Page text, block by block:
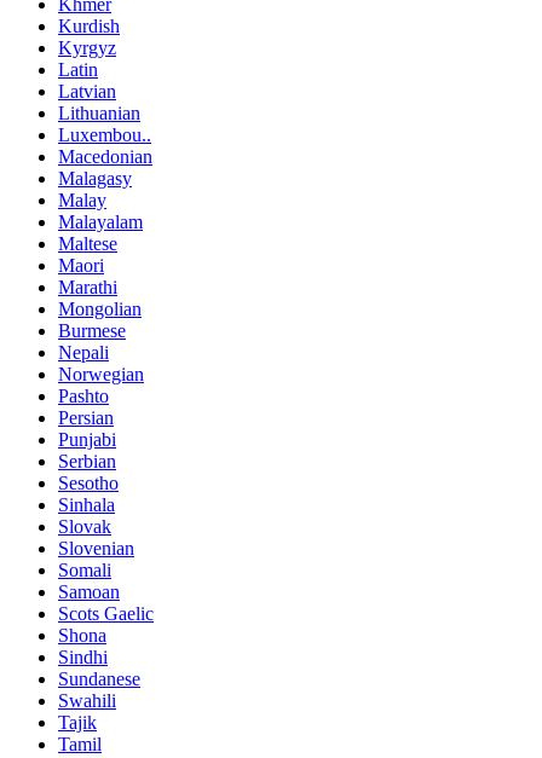
Khmer
Kurdish
Kyrgyz
Latin
Latvian
Lithuanian
Luxembou..
Macedonian
Malagasy
Malay
Malayalam
Maltese
Maori
Marathi
Mongolian
Burmese
Nepali
Norwegian
Pashto
Persian
Punjabi
Serbian
Sesotho
Sinhala
Slovak
Slovenian
Somali
Samoan
Scots Gaelic
Shona
Sindhi
Sundanese
Swahili
Tajik
Tamil